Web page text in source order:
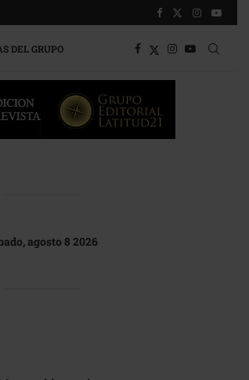
DEL GRUPO
agosto 8 2026